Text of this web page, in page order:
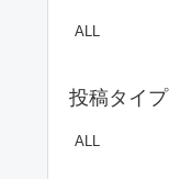
ALL
投稿タイプ
ALL